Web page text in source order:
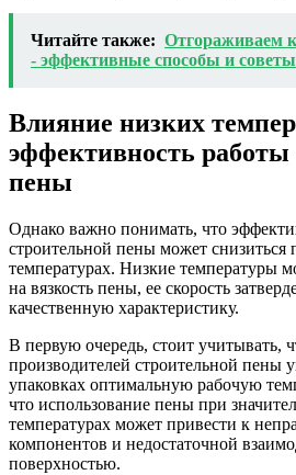
Читайте также: Отгораживаем
- эффективные способы и советы
Влияние низких
эффективность работы
пены
Однако важно понимать, что
строительной пены может снизиться
температурах. Низкие температуры
на вязкость пены, ее скорость
качественную характеристику.
В первую очередь, стоит учитывать,
производителей строительной пены
упаковках оптимальную рабочую
что использование пены при
температурах может привести к
компонентов и недостаточной
поверхностью.